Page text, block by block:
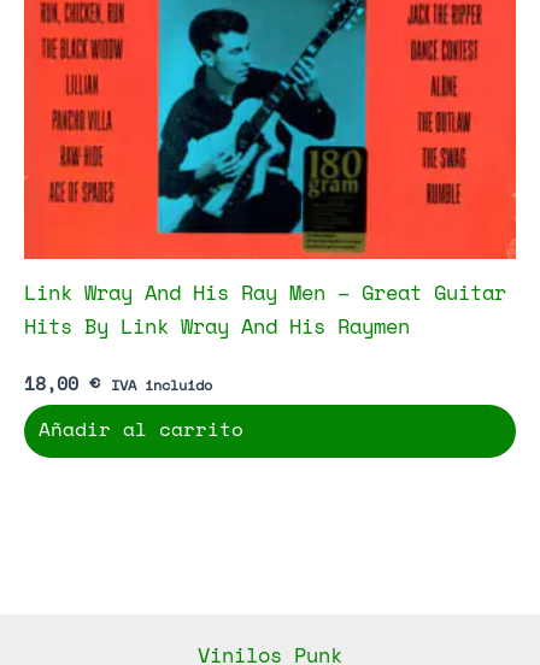
Link Wray And His Ray Men – Great Guitar
Hits By Link Wray And His Raymen
18,00 € IVA incluido
Añadir al carrito
Vinilos Punk